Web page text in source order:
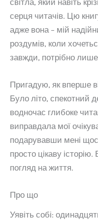
серця читачів. Цю
адже вона – мій
роздумів, коли
завжди, потрібно лише
Пригадую, як вперше
Було літо, спекотний
водночас глибоке
виправдала мої
подарувавши мені
просто цікаву
погляд на життя.
Про що
Уявіть собі: